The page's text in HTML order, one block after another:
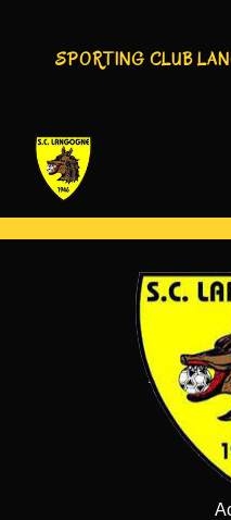
SPORTING CLUB
AUTEUR/